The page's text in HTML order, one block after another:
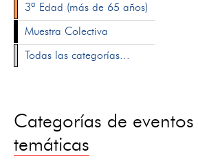
3ª Edad (más de 65 años)
Muestra Colectiva
Todas las categorías...
Categorías de
temáticas